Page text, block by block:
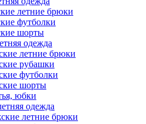
летние брюки
футболки
шорты
одежда
летние брюки
рубашки
футболки
шорты
юбки
одежда
летние брюки